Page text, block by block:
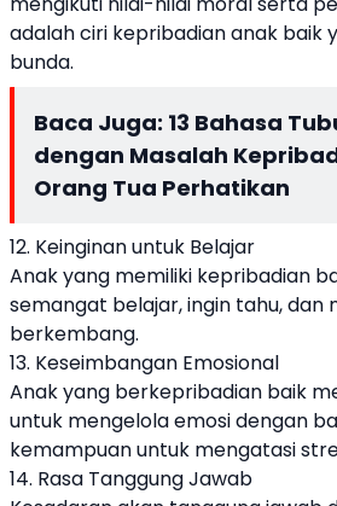
adalah ciri kepribadian anak baik
bunda.
Baca Juga: 13 Bahasa
dengan Masalah
Orang Tua Perhatikan
12. Keinginan untuk Belajar
Anak yang memiliki kepribadian
semangat belajar, ingin tahu, dan
berkembang.
13. Keseimbangan Emosional
Anak yang berkepribadian baik
untuk mengelola emosi dengan
kemampuan untuk mengatasi
14. Rasa Tanggung Jawab